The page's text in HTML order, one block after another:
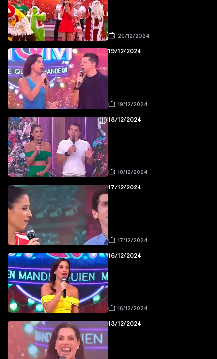
20/12/2024
19/12/2024
19/12/2024
18/12/2024
18/12/2024
17/12/2024
17/12/2024
16/12/2024
16/12/2024
13/12/2024